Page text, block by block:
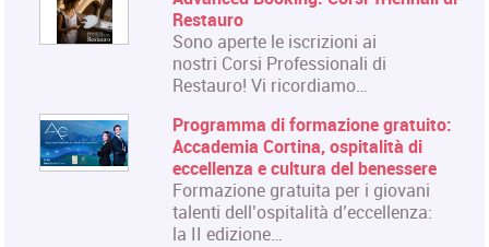
Restauro
Sono aperte le iscrizioni ai
nostri Corsi Professionali di
Restauro! Vi ricordiamo…
Programma di formazione gratuito:
Accademia Cortina, ospitalità di
eccellenza e cultura del benessere
Formazione gratuita per i giovani
talenti dell’ospitalità d’eccellenza:
la II edizione…